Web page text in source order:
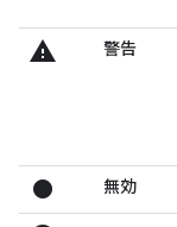
warning 警告
fiber_manual_record 無効